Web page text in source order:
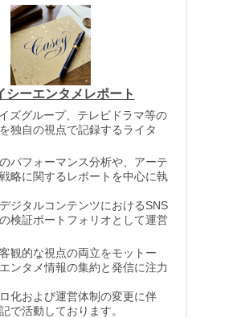
シーエンタメレポート
ズグループ、テレビドラマ等の
独自の視点で記録するライタ
パフォーマンス分析や、アーテ
略に関するレポートを中心に執
ジタルコンテンツにおけるSNS
検証ポートフォリオとして運営
観的な視点の両立をモットー
ンタメ情報の集約と発信に注力
化および運営体制の変更に伴
で活動しております。